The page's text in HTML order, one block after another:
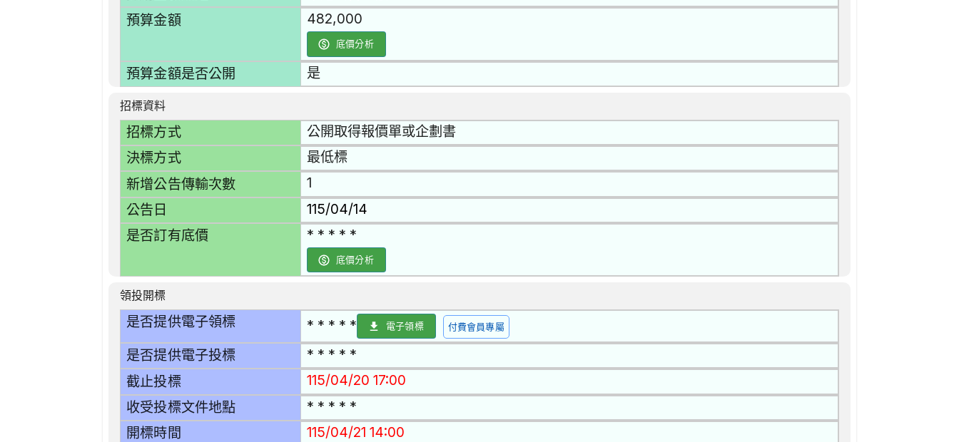
預算金額 482,000
底價分析
預算金額是否公開 是
招標資料
招標方式 公開取得報價單或企劃書
決標方式 最低標
新增公告傳輸次數 1
公告日 115/04/14
是否訂有底價 * * * * *
底價分析
領投開標
是否提供電子領標 * * * * * 電子領標 付費會員專屬
是否提供電子投標 * * * * *
截止投標 115/04/20 17:00
收受投標文件地點 * * * * *
開標時間 115/04/21 14:00